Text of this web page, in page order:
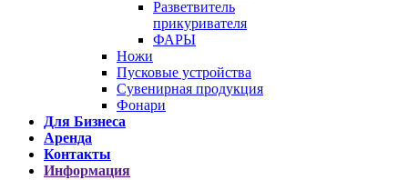
Разветвитель
прикуривателя
ФАРЫ
Ножи
Пусковые устройства
Сувенирная продукция
Фонари
Для Бизнеса
Аренда
Контакты
Информация